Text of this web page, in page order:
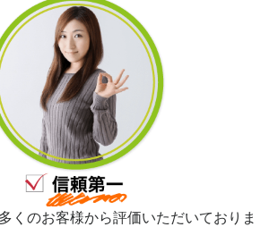
くのお客様から評価いただいておりま